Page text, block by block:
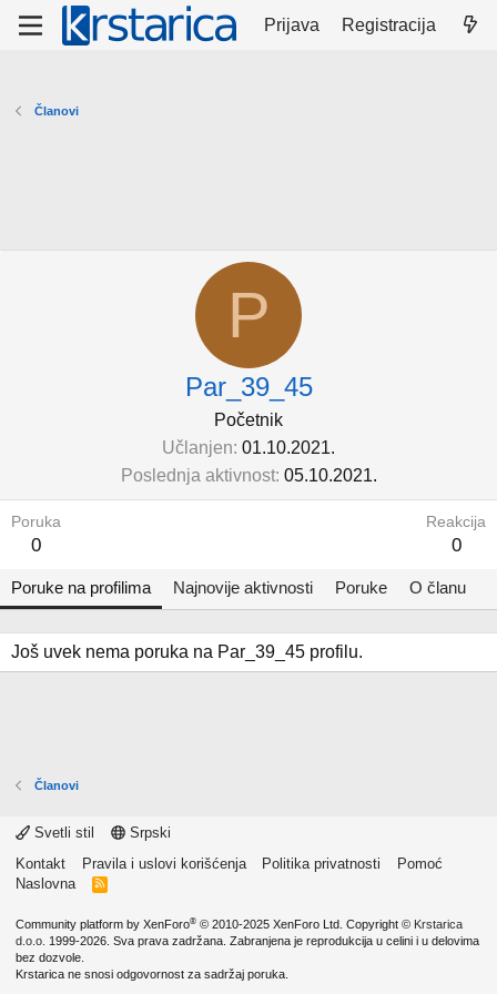
Prijava Registracija
Članovi
P
Par_39_45
Početnik
Učlanjen 01.10.2021.
Poslednja aktivnost 05.10.2021.
Poruka
0
Reakcija
0
Poruke na profilima Najnovije aktivnosti Poruke O članu
Još uvek nema poruka na Par_39_45 profilu.
Članovi
Svetli stil
Srpski
Kontakt
Pravila i uslovi korišćenja Politika privatnosti
Pomoć
Naslovna
R
Community platform by XenForo® © 2010-2025 XenForo Ltd. Copyright © Krstarica
d.o.o. 1999-2026. Sva prava zadržana. Zabranjena je reprodukcija u celini i u delovima
bez dozvole.
Krstarica ne snosi odgovornost za sadržaj poruka.